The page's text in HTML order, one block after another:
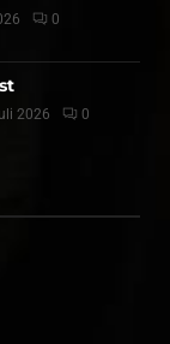
0
2026 0